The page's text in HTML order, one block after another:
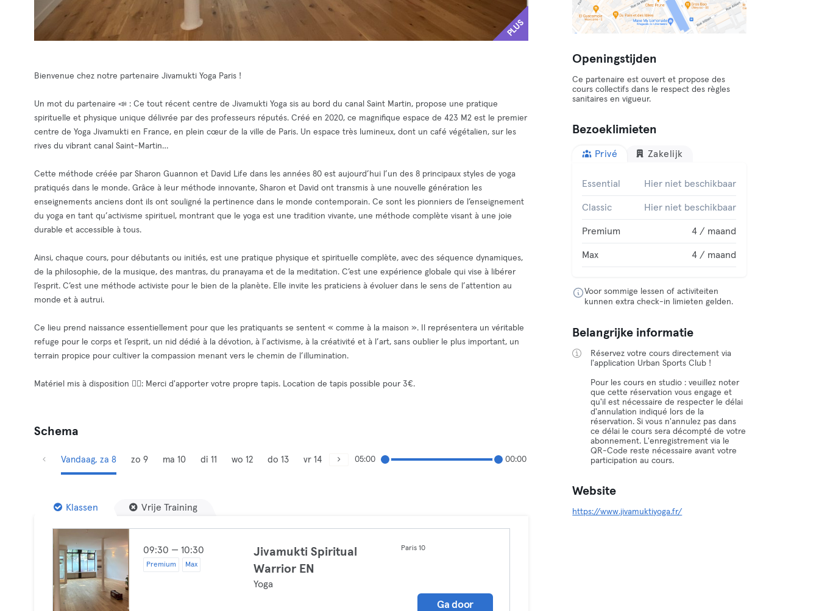
PLUS
Bienvenue chez notre partenaire Jivamukti Yoga Paris !
Un mot du partenaire 📣 : Ce tout récent centre de Jivamukti Yoga sis au bord du canal Saint Martin, propose une pratique
spirituelle et physique unique délivrée par des professeurs réputés. Créé en 2020, ce magnifique espace de 423 M2 est le premier
centre de Yoga Jivamukti en France, en plein cœur de la ville de Paris. Un espace très lumineux, dont un café végétalien, sur les
rives du vibrant canal Saint-Martin…
Cette méthode créée par Sharon Guannon et David Life dans les années 80 est aujourd’hui l’un des 8 principaux styles de yoga
pratiqués dans le monde. Grâce à leur méthode innovante, Sharon et David ont transmis à une nouvelle génération les
enseignements anciens dont ils ont souligné la pertinence dans le monde contemporain. Ce sont les pionniers de l’enseignement
du yoga en tant qu’activisme spirituel, montrant que le yoga est une tradition vivante, une méthode complète visant à une joie
durable et accessible à tous.
Ainsi, chaque cours, pour débutants ou initiés, est une pratique physique et spirituelle complète, avec des séquence dynamiques,
de la philosophie, de la musique, des mantras, du pranayama et de la meditation. C’est une expérience globale qui vise à libérer
l’esprit. C’est une méthode activiste pour le bien de la planète. Elle invite les praticiens à évoluer dans le sens de l’attention au
monde et à autrui.
Ce lieu prend naissance essentiellement pour que les pratiquants se sentent « comme à la maison ». Il représentera un véritable
refuge pour le corps et l’esprit, un nid dédié à la dévotion, à l’activisme, à la créativité et à l’art, sans oublier le plus important, un
terrain propice pour cultiver la compassion menant vers le chemin de l’illumination.
Matériel mis à disposition 🧘‍♂️: Merci d'apporter votre propre tapis. Location de tapis possible pour 3€.
Schema
Vandaag, za 8 zo 9 ma 10 di 11 wo 12 do 13 vr 14 05:00 00:00
Klassen Vrije Training
09:30 — 10:30
Premium Max
Jivamukti Spiritual
Warrior EN
Yoga
Paris 10
Ga door
Openingstijden
Ce partenaire est ouvert et propose des
cours collectifs dans le respect des règles
sanitaires en vigueur.
Bezoeklimieten
Privé Zakelijk
Essential Hier niet beschikbaar
Classic Hier niet beschikbaar
Premium 4 / maand
Max 4 / maand
Voor sommige lessen of activiteiten
kunnen extra check-in limieten gelden.
Belangrijke informatie
Réservez votre cours directement via
l'application Urban Sports Club !
Pour les cours en studio : veuillez noter
que cette réservation vous engage et
qu'il est nécessaire de respecter le délai
d'annulation indiqué lors de la
réservation. Si vous n'annulez pas dans
ce délai le cours sera décompté de votre
abonnement. L'enregistrement via le
QR-Code reste nécessaire avant votre
participation au cours.
Website
https://www.jivamuktiyoga.fr/